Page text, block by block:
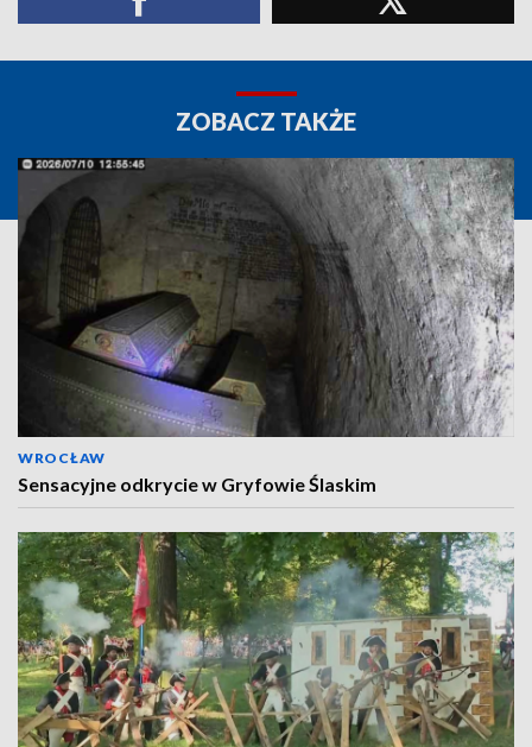
ZOBACZ TAKŻE
WROCŁAW
Sensacyjne odkrycie w Gryfowie Ślaskim